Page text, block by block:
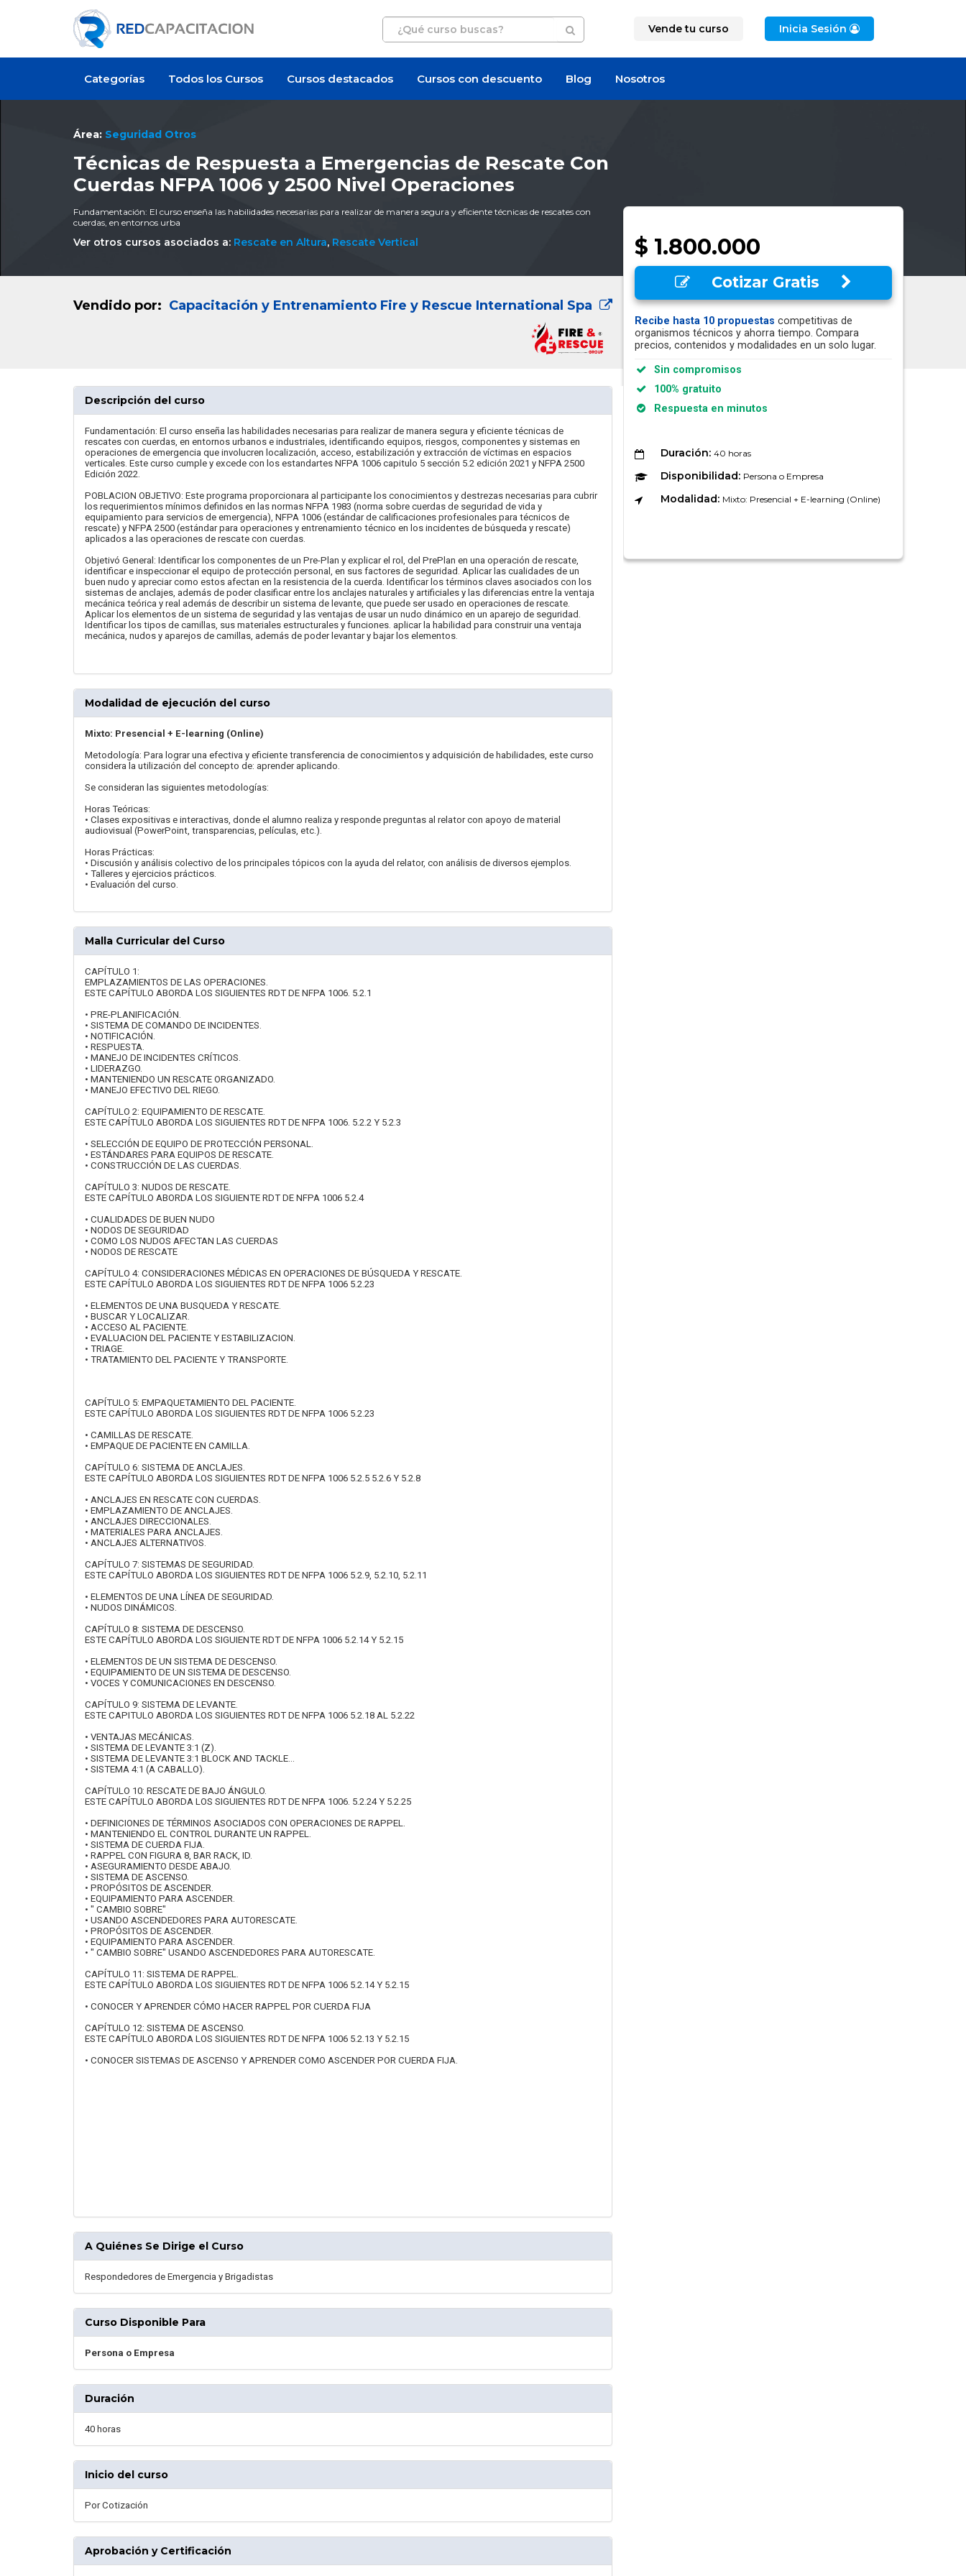
Vende tu curso Inicia Sesión
Categorías Todos los Cursos Cursos destacados Cursos con descuento Blog Nosotros
Área: Seguridad Otros
Técnicas de Respuesta a Emergencias de Rescate Con
Cuerdas NFPA 1006 y 2500 Nivel Operaciones
Fundamentación: El curso enseña las habilidades necesarias para realizar de manera segura y eficiente técnicas de rescates con
cuerdas, en entornos urba
Ver otros cursos asociados a: Rescate en Altura, Rescate Vertical
Vendido por: Capacitación y Entrenamiento Fire y Rescue International Spa
$ 1.800.000
Cotizar Gratis
Recibe hasta 10 propuestas competitivas de
organismos técnicos y ahorra tiempo. Compara
precios, contenidos y modalidades en un solo lugar.
Sin compromisos
100% gratuito
Respuesta en minutos
Duración: 40 horas
Disponibilidad: Persona o Empresa
Modalidad: Mixto: Presencial + E-learning (Online)
Descripción del curso
Fundamentación: El curso enseña las habilidades necesarias para realizar de manera segura y eficiente técnicas de
rescates con cuerdas, en entornos urbanos e industriales, identificando equipos, riesgos, componentes y sistemas en
operaciones de emergencia que involucren localización, acceso, estabilización y extracción de víctimas en espacios
verticales. Este curso cumple y excede con los estandartes NFPA 1006 capitulo 5 sección 5.2 edición 2021 y NFPA 2500
Edición 2022.
POBLACION OBJETIVO: Este programa proporcionara al participante los conocimientos y destrezas necesarias para cubrir
los requerimientos mínimos definidos en las normas NFPA 1983 (norma sobre cuerdas de seguridad de vida y
equipamiento para servicios de emergencia), NFPA 1006 (estándar de calificaciones profesionales para técnicos de
rescate) y NFPA 2500 (estándar para operaciones y entrenamiento técnico en los incidentes de búsqueda y rescate)
aplicados a las operaciones de rescate con cuerdas.
Objetivó General: Identificar los componentes de un Pre-Plan y explicar el rol, del PrePlan en una operación de rescate,
identificar e inspeccionar el equipo de protección personal, en sus factores de seguridad. Aplicar las cualidades de un
buen nudo y apreciar como estos afectan en la resistencia de la cuerda. Identificar los términos claves asociados con los
sistemas de anclajes, además de poder clasificar entre los anclajes naturales y artificiales y las diferencias entre la ventaja
mecánica teórica y real además de describir un sistema de levante, que puede ser usado en operaciones de rescate.
Aplicar los elementos de un sistema de seguridad y las ventajas de usar un nudo dinámico en un aparejo de seguridad.
Identificar los tipos de camillas, sus materiales estructurales y funciones. aplicar la habilidad para construir una ventaja
mecánica, nudos y aparejos de camillas, además de poder levantar y bajar los elementos.
Modalidad de ejecución del curso
Mixto: Presencial + E-learning (Online)
Metodología: Para lograr una efectiva y eficiente transferencia de conocimientos y adquisición de habilidades, este curso
considera la utilización del concepto de: aprender aplicando.
Se consideran las siguientes metodologías:
Horas Teóricas:
• Clases expositivas e interactivas, donde el alumno realiza y responde preguntas al relator con apoyo de material
audiovisual (PowerPoint, transparencias, películas, etc.).
Horas Prácticas:
• Discusión y análisis colectivo de los principales tópicos con la ayuda del relator, con análisis de diversos ejemplos.
• Talleres y ejercicios prácticos.
• Evaluación del curso.
Malla Curricular del Curso
CAPÍTULO 1:
EMPLAZAMIENTOS DE LAS OPERACIONES.
ESTE CAPÍTULO ABORDA LOS SIGUIENTES RDT DE NFPA 1006. 5.2.1
• PRE-PLANIFICACIÓN.
• SISTEMA DE COMANDO DE INCIDENTES.
• NOTIFICACIÓN.
• RESPUESTA.
• MANEJO DE INCIDENTES CRÍTICOS.
• LIDERAZGO.
• MANTENIENDO UN RESCATE ORGANIZADO.
• MANEJO EFECTIVO DEL RIEGO.
CAPÍTULO 2: EQUIPAMIENTO DE RESCATE.
ESTE CAPÍTULO ABORDA LOS SIGUIENTES RDT DE NFPA 1006. 5.2.2 Y 5.2.3
• SELECCIÓN DE EQUIPO DE PROTECCIÓN PERSONAL.
• ESTÁNDARES PARA EQUIPOS DE RESCATE.
• CONSTRUCCIÓN DE LAS CUERDAS.
CAPÍTULO 3: NUDOS DE RESCATE.
ESTE CAPÍTULO ABORDA LOS SIGUIENTE RDT DE NFPA 1006 5.2.4
• CUALIDADES DE BUEN NUDO
• NODOS DE SEGURIDAD
• COMO LOS NUDOS AFECTAN LAS CUERDAS
• NODOS DE RESCATE
CAPÍTULO 4: CONSIDERACIONES MÉDICAS EN OPERACIONES DE BÚSQUEDA Y RESCATE.
ESTE CAPÍTULO ABORDA LOS SIGUIENTES RDT DE NFPA 1006 5.2.23
• ELEMENTOS DE UNA BUSQUEDA Y RESCATE.
• BUSCAR Y LOCALIZAR.
• ACCESO AL PACIENTE.
• EVALUACION DEL PACIENTE Y ESTABILIZACION.
• TRIAGE.
• TRATAMIENTO DEL PACIENTE Y TRANSPORTE.
CAPÍTULO 5: EMPAQUETAMIENTO DEL PACIENTE.
ESTE CAPÍTULO ABORDA LOS SIGUIENTES RDT DE NFPA 1006 5.2.23
• CAMILLAS DE RESCATE.
• EMPAQUE DE PACIENTE EN CAMILLA.
CAPÍTULO 6: SISTEMA DE ANCLAJES.
ESTE CAPÍTULO ABORDA LOS SIGUIENTES RDT DE NFPA 1006 5.2.5 5.2.6 Y 5.2.8
• ANCLAJES EN RESCATE CON CUERDAS.
• EMPLAZAMIENTO DE ANCLAJES.
• ANCLAJES DIRECCIONALES.
• MATERIALES PARA ANCLAJES.
• ANCLAJES ALTERNATIVOS.
CAPÍTULO 7: SISTEMAS DE SEGURIDAD.
ESTE CAPÍTULO ABORDA LOS SIGUIENTES RDT DE NFPA 1006 5.2.9, 5.2.10, 5.2.11
• ELEMENTOS DE UNA LÍNEA DE SEGURIDAD.
• NUDOS DINÁMICOS.
CAPÍTULO 8: SISTEMA DE DESCENSO.
ESTE CAPÍTULO ABORDA LOS SIGUIENTE RDT DE NFPA 1006 5.2.14 Y 5.2.15
• ELEMENTOS DE UN SISTEMA DE DESCENSO.
• EQUIPAMIENTO DE UN SISTEMA DE DESCENSO.
• VOCES Y COMUNICACIONES EN DESCENSO.
CAPÍTULO 9: SISTEMA DE LEVANTE.
ESTE CAPITULO ABORDA LOS SIGUIENTES RDT DE NFPA 1006 5.2.18 AL 5.2.22
• VENTAJAS MECÁNICAS.
• SISTEMA DE LEVANTE 3:1 (Z).
• SISTEMA DE LEVANTE 3:1 BLOCK AND TACKLE...
• SISTEMA 4:1 (A CABALLO).
CAPÍTULO 10: RESCATE DE BAJO ÁNGULO.
ESTE CAPÍTULO ABORDA LOS SIGUIENTES RDT DE NFPA 1006. 5.2.24 Y 5.2.25
• DEFINICIONES DE TÉRMINOS ASOCIADOS CON OPERACIONES DE RAPPEL.
• MANTENIENDO EL CONTROL DURANTE UN RAPPEL.
• SISTEMA DE CUERDA FIJA.
• RAPPEL CON FIGURA 8, BAR RACK, ID.
• ASEGURAMIENTO DESDE ABAJO.
• SISTEMA DE ASCENSO.
• PROPÓSITOS DE ASCENDER.
• EQUIPAMIENTO PARA ASCENDER.
• " CAMBIO SOBRE"
• USANDO ASCENDEDORES PARA AUTORESCATE.
• PROPÓSITOS DE ASCENDER.
• EQUIPAMIENTO PARA ASCENDER.
• " CAMBIO SOBRE" USANDO ASCENDEDORES PARA AUTORESCATE.
CAPÍTULO 11: SISTEMA DE RAPPEL.
ESTE CAPÍTULO ABORDA LOS SIGUIENTES RDT DE NFPA 1006 5.2.14 Y 5.2.15
• CONOCER Y APRENDER CÓMO HACER RAPPEL POR CUERDA FIJA
CAPÍTULO 12: SISTEMA DE ASCENSO.
ESTE CAPÍTULO ABORDA LOS SIGUIENTES RDT DE NFPA 1006 5.2.13 Y 5.2.15
• CONOCER SISTEMAS DE ASCENSO Y APRENDER COMO ASCENDER POR CUERDA FIJA.
A Quiénes Se Dirige el Curso
Respondedores de Emergencia y Brigadistas
Curso Disponible Para
Persona o Empresa
Duración
40 horas
Inicio del curso
Por Cotización
Aprobación y Certificación